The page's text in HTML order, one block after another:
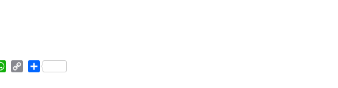
WhatsApp
CopyPartager